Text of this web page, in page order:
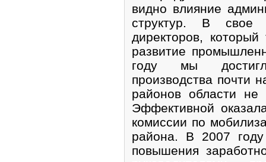
видно влияние
структур. В
директоров,
развитие
году мы
производства почти
районов области не
Эффективной
комиссии по
района. В 2007
повышения